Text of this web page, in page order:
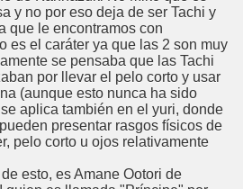
y no por eso deja de ser Tachi y
que le encontramos con
es el caráter ya que las 2 son muy
se pensaba que las Tachi
por llevar el pelo corto y usar
(aunque esto nunca ha sido
aplica también en el yuri, donde
presentar rasgos físicos de
pelo corto u ojos relativamente
esto, es Amane Ootori de